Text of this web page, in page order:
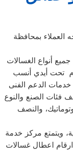
العملاء بمحافظة
أنواع الغسالات
تحت أيدي أنسب
فئات الصنع والنوع
والنصف
ويتمتع مركز خدمة
ارقام اعطال غسالات